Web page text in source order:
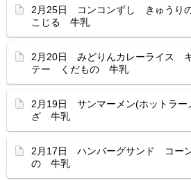
2月25日 コンコンずし きゅうり
こじる 牛乳
2月20日 みどりんカレーライス
テー くだもの 牛乳
2月19日 サンマーメン(ホットラ
ざ 牛乳
2月17日 ハンバーグサンド コー
の 牛乳